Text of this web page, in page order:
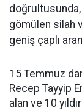
gömülen silah
geniş çaplı
15 Temmuz
Recep Tayyip
alan ve 10